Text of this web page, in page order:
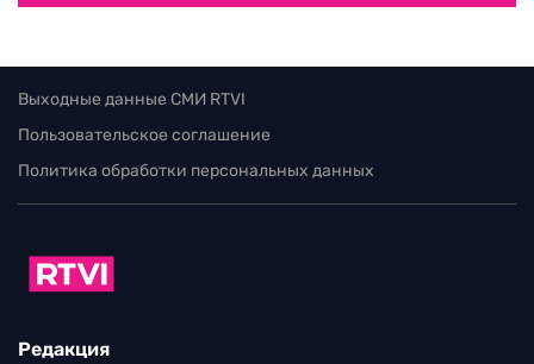
Выходные данные СМИ RTVI
Пользовательское соглашение
Политика обработки персональных данных
Редакция